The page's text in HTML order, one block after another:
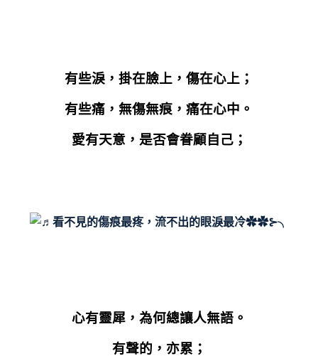
有些淚，掛在臉上，傷在心上；
有些痛，無傷無痕，痛在心中。
愛有天意，是否會眷顧自己；
心有靈犀，為何總讓人無語。
有聲的，亦累；